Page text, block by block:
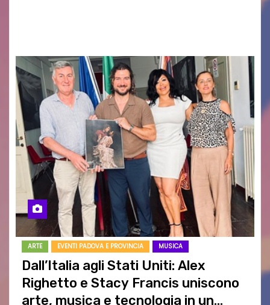
ARTE EVENTI PADOVA E PROVINCIA MUSICA
Dall’Italia agli Stati Uniti: Alex
Righetto e Stacy Francis uniscono
arte, musica e tecnologia in un